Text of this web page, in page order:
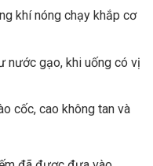
khí nóng chạy khắp cơ
nước gạo, khi uống có vị
cốc, cao không tan và